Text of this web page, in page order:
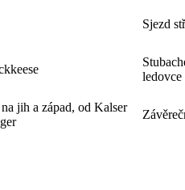
Sjezd
ledovce
jih a západ, od Kalser